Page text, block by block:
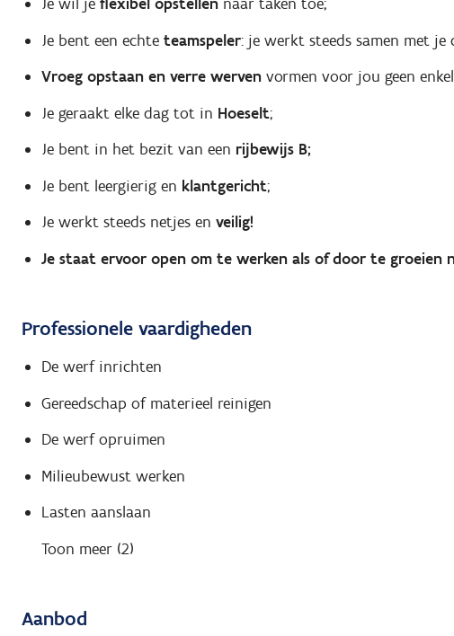
Je bent een echteteamspeler: je werkt steeds samen met je
Vroeg opstaan en verre wervenvormen voor jou geen
Je geraakt elke dag tot in Hoeselt;
Je bent in het bezit van een rijbewijs B;
Je bent leergierig en klantgericht;
Je werkt steeds netjes en veilig!
Je staat ervoor open om te werken als of door te groeien
Professionele vaardigheden
De werf inrichten
Gereedschap of materieel reinigen
De werf opruimen
Milieubewust werken
Lasten aanslaan
Toon meer (2)
Aanbod